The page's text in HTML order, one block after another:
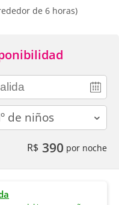
de 6 horas)
R$ 390 por noche